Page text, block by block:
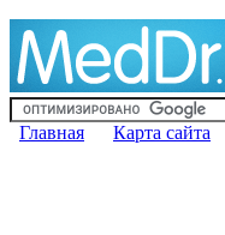
Главная Карта сайта